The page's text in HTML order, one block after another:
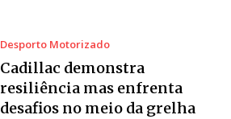
Desporto Motorizado
Cadillac demonstra
resiliência mas enfrenta
desafios no meio da grelha